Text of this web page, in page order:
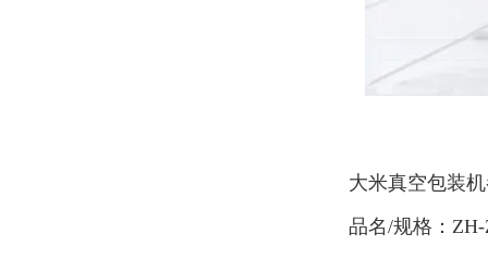
大米真空包装
品名/规格：ZH-